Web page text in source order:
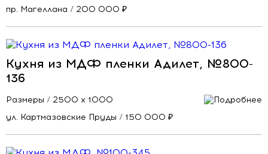
пр. Магеллана / 200 000 ₽
Кухня из МДФ пленки Адилет, №800-
136
Размеры / 2500 х 1000
ул. Картмазовские Пруды / 150 000 ₽